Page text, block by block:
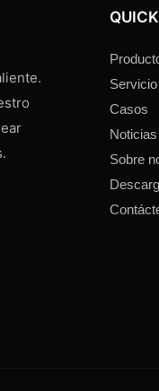
Servicio
Casos
Noticias
Sobre